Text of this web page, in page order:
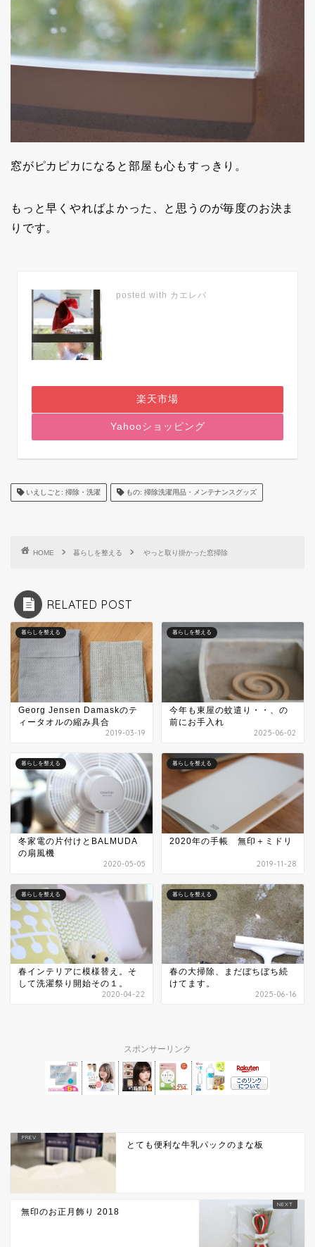
窓がピカピカになると部屋も心もすっきり。
もっと早くやればよかった、と思うのが毎度のお決ま
りです。
posted with カエレバ
楽天市場
Yahooショッピング
いえしごと: 掃除・洗濯 もの: 掃除洗濯用品・メンテナンスグッズ
HOME 暮らしを整える やっと取り掛かった窓掃除
RELATED POST
暮らしを整える
Georg Jensen Damaskのテ
ィータオルの縮み具合
2019-03-19
暮らしを整える
今年も東屋の蚊遣り・・、の
前にお手入れ
2025-06-02
暮らしを整える
冬家電の片付けとBALMUDA
の扇風機
2020-05-05
暮らしを整える
2020年の手帳 無印＋ミドリ
2019-11-28
暮らしを整える
春インテリアに模様替え。そ
して洗濯祭り開始その１。
2020-04-22
暮らしを整える
春の大掃除、まだぼちぼち続
けてます。
2025-06-16
スポンサーリンク
とても便利な牛乳パックのまな板
無印のお正月飾り 2018